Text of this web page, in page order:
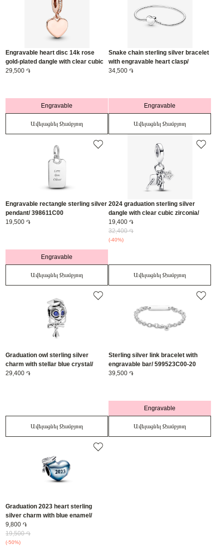
Engravable heart disc 14k rose
gold-plated dangle with clear cubic
zirconia/ 788761C01
29,500 ֏
Engravable
Ավելացնել Զամբյուղ
Snake chain sterling silver bracelet
with engravable heart clasp/
599206C00-20
34,500 ֏
Engravable
Ավելացնել Զամբյուղ
Engravable rectangle sterling silver
pendant/ 398611C00
19,500 ֏
Engravable
Ավելացնել Զամբյուղ
2024 graduation sterling silver
dangle with clear cubic zirconia/
793240C01
19,400 ֏
32,400 ֏
(-40%)
Ավելացնել Զամբյուղ
Graduation owl sterling silver
charm with stellar blue crystal/
798907C01
29,400 ֏
Ավելացնել Զամբյուղ
Sterling silver link bracelet with
engravable bar/ 599523C00-20
39,500 ֏
Engravable
Ավելացնել Զամբյուղ
Graduation 2023 heart sterling
silver charm with blue enamel/
792590C01
9,800 ֏
19,500 ֏
(-50%)